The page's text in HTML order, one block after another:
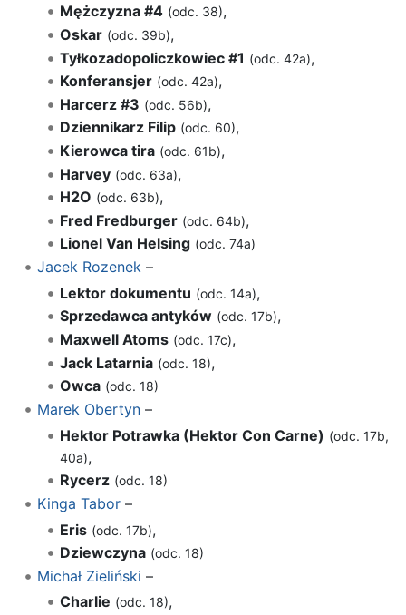
Mężczyzna #4 (odc. 38),
Oskar (odc. 39b),
Tyłkozadopoliczkowiec #1 (odc. 42a),
Konferansjer (odc. 42a),
Harcerz #3 (odc. 56b),
Dziennikarz Filip (odc. 60),
Kierowca tira (odc. 61b),
Harvey (odc. 63a),
H2O (odc. 63b),
Fred Fredburger (odc. 64b),
Lionel Van Helsing (odc. 74a)
Jacek Rozenek –
Lektor dokumentu (odc. 14a),
Sprzedawca antyków (odc. 17b),
Maxwell Atoms (odc. 17c),
Jack Latarnia (odc. 18),
Owca (odc. 18)
Marek Obertyn–
Hektor Potrawka (Hektor Con Carne) (odc. 17b,
40a),
Rycerz (odc. 18)
Kinga Tabor–
Eris (odc. 17b),
Dziewczyna (odc. 18)
Michał Zieliński –
Charlie (odc. 18),